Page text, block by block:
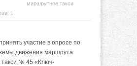
маршрутное такси
1
участие в опросе по
движения маршрута
такси № 45 «Ключ-